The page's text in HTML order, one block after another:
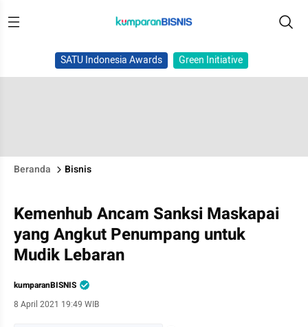
SATU Indonesia Awards Green Initiative
Beranda Bisnis
Kemenhub Ancam Sanksi Maskapai
yang Angkut Penumpang untuk
Mudik Lebaran
kumparanBISNIS
8 April 2021 19:49 WIB